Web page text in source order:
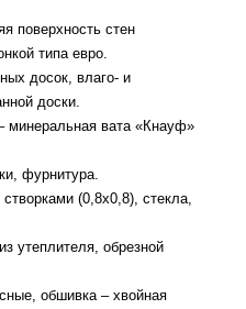
поверхность стен
типа евро.
досок, влаго- и
доски.
минеральная вата «Кнауф»
фурнитура.
(0,8х0,8), стекла,
утеплителя, обрезной
обшивка – хвойная